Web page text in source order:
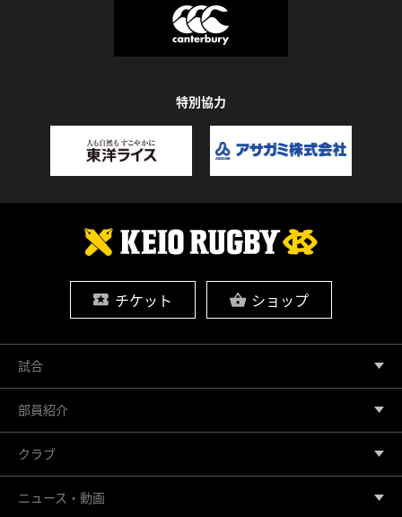
特別協力
チケット ショップ
試合
部員紹介
クラブ
ニュース・動画